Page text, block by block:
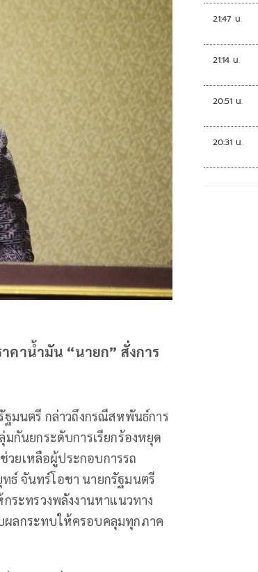
คาน้ำมัน “นายก” สั่งการ
ฐมนตรี กล่าวถึงกรณีสหพันธ์การ
กันยกระดับการเรียกร้องหยุด
วยเหลือผู้ประกอบการรถ
จันทร์โอชา นายกรัฐมนตรี
กระทรวงพลังงานหาแนวทาง
ผลกระทบให้ครอบคลุมทุกภาค
21:47 น.
21:14 น.
20:51 น.
20:31 น.